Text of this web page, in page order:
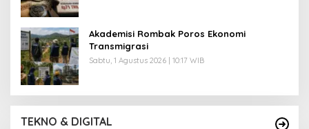
Akademisi Rombak Poros Ekonomi
Transmigrasi
Sabtu, 1 Agustus 2026 | 10:17 WIB
TEKNO & DIGITAL